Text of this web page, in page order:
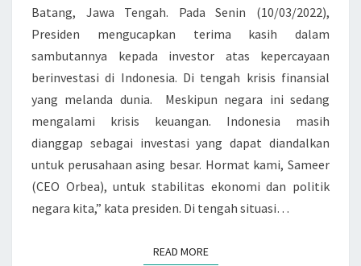
S
H
T
E
T
A
P
M
E
J
Batang, Jawa Tengah. Pada Senin (10/03/2022),
Presiden mengucapkan terima kasih dalam
sambutannya kepada investor atas kepercayaan
berinvestasi di Indonesia. Di tengah krisis finansial
yang melanda dunia. Meskipun negara ini sedang
mengalami krisis keuangan. Indonesia masih
dianggap sebagai investasi yang dapat diandalkan
untuk perusahaan asing besar. Hormat kami, Sameer
(CEO Orbea), untuk stabilitas ekonomi dan politik
negara kita,” kata presiden. Di tengah situasi…
READ MOREREAD MORE